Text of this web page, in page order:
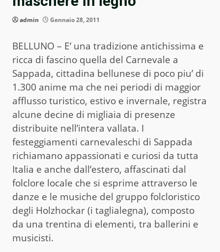
admin Gennaio 28, 2011
BELLUNO – E’ una tradizione antichissima e
ricca di fascino quella del Carnevale a
Sappada, cittadina bellunese di poco piu’ di
1.300 anime ma che nei periodi di maggior
afflusso turistico, estivo e invernale, registra
alcune decine di migliaia di presenze
distribuite nell’intera vallata. I
festeggiamenti carnevaleschi di Sappada
richiamano appassionati e curiosi da tutta
Italia e anche dall’estero, affascinati dal
folclore locale che si esprime attraverso le
danze e le musiche del gruppo folcloristico
degli Holzhockar (i taglialegna), composto
da una trentina di elementi, tra ballerini e
musicisti.